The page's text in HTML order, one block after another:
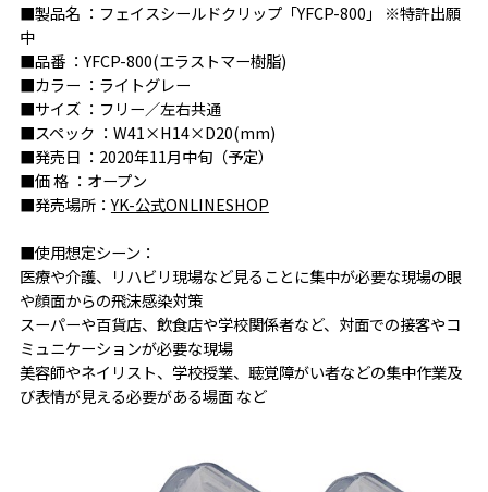
■製品名 ：フェイスシールドクリップ「YFCP-800」 ※特許出願
中
■品番 ：YFCP-800(エラストマー樹脂)
■カラー ：ライトグレー
■サイズ ：フリー／左右共通
■スペック ：W41×H14×D20(mm)
■発売日 ：2020年11月中旬（予定）
■価 格 ：オープン
■発売場所：YK-公式ONLINESHOP
■使用想定シーン：
医療や介護、リハビリ現場など見ることに集中が必要な現場の眼
や顔面からの飛沫感染対策
スーパーや百貨店、飲食店や学校関係者など、対面での接客やコ
ミュニケーションが必要な現場
美容師やネイリスト、学校授業、聴覚障がい者などの集中作業及
び表情が見える必要がある場面 など